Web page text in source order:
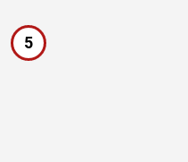
5